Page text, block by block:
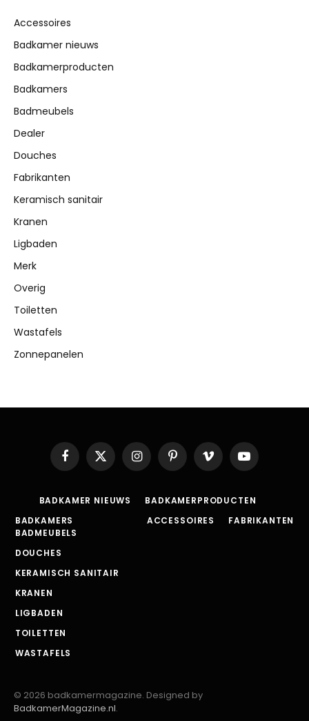
Accessoires
Badkamer nieuws
Badkamerproducten
Badkamers
Badmeubels
Dealer
Douches
Fabrikanten
Keramisch sanitair
Kranen
Ligbaden
Merk
Overig
Toiletten
Wastafels
Zonnepanelen
Facebook
X
(Twitter)
InstagramPinterestVimeo YouTube
BADKAMER NIEUWS
BADKAMERPRODUCTEN
BADKAMERS
BADMEUBELS
DOUCHES
KERAMISCH SANITAIR
KRANEN
LIGBADEN
TOILETTEN
WASTAFELS
ACCESSOIRES FABRIKANTEN
© 2026 badkamermagazine. Designed by
BadkamerMagazine.nl.